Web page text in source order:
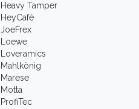
Heavy Tamper
HeyCafé
JoeFrex
Loewe
Loveramics
Mahlkönig
Marese
Motta
ProfiTec